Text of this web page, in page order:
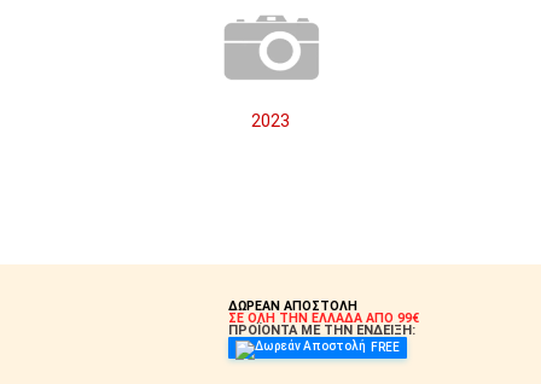
2023
ΔΩΡΕΑΝ ΑΠΟΣΤΟΛΗ
ΣΕ ΟΛΗ ΤΗΝ ΕΛΛΑΔΑ ΑΠΟ 99€
ΠΡΟΪΟΝΤΑ ΜΕ ΤΗΝ ΕΝΔΕΙΞΗ:
FREE